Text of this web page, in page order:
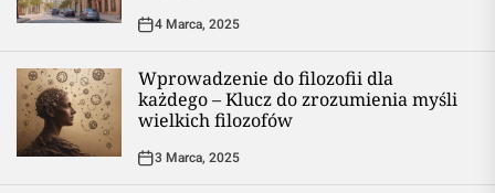
4 Marca, 2025
Wprowadzenie do filozofii dla
każdego – Klucz do zrozumienia myśli
wielkich filozofów
3 Marca, 2025